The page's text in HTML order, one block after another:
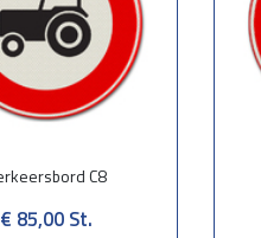
C8
€ 85,00 St.